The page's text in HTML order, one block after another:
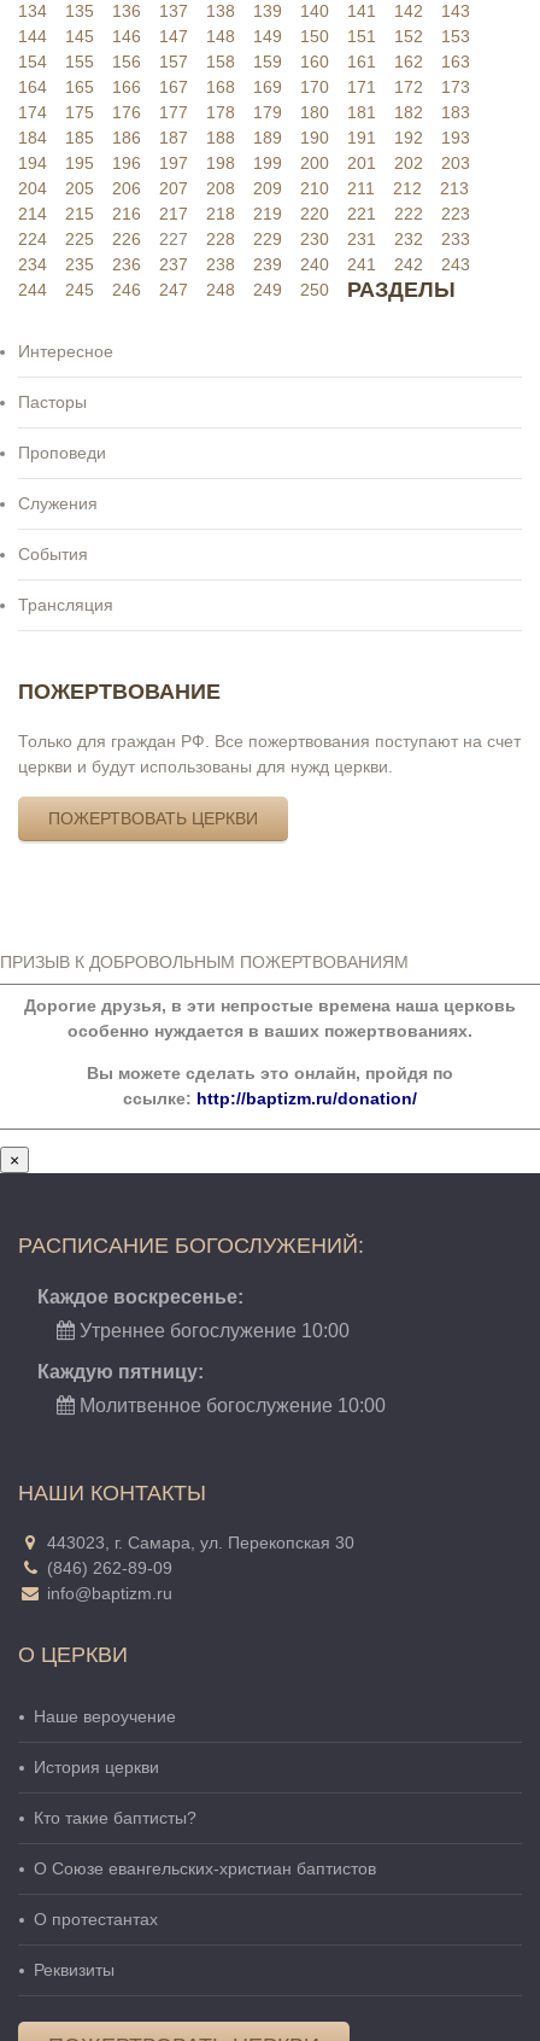
134
135 136 137 138 139 140 141 142
143
144
145 146 147 148 149 150 151 152
153
154
155 156 157 158 159 160 161 162
163
164
165 166 167 168 169 170 171 172
173
174
175 176 177 178 179 180 181 182
183
184
185 186 187 188 189 190 191 192
193
194
195 196 197 198 199 200 201 202
203
204
205 206 207 208 209 210 211 212
213
214
215 216 217 218 219 220 221 222
223
224
225 226 227 228 229 230 231 232
233
234
235 236 237 238 239 240 241 242
243
244
245 246 247 248 249 250 РАЗДЕЛЫ
Интересное
Пасторы
Проповеди
Служения
События
Трансляция
ПОЖЕРТВОВАНИЕ
Только для граждан РФ. Все пожертвования поступают на счет
церкви и будут использованы для нужд церкви.
ПОЖЕРТВОВАТЬ ЦЕРКВИ
ПРИЗЫВ К ДОБРОВОЛЬНЫМ ПОЖЕРТВОВАНИЯМ
Дорогие друзья, в эти непростые времена наша церковь
особенно нуждается в ваших пожертвованиях.
Вы можете сделать это онлайн, пройдя по
ссылке: http://baptizm.ru/donation/
×
РАСПИСАНИЕ БОГОСЛУЖЕНИЙ:
Каждое воскресенье:
Утреннее богослужение 10:00
Каждую пятницу:
Молитвенное богослужение 10:00
НАШИ КОНТАКТЫ
443023, г. Самара, ул. Перекопская 30
(846) 262-89-09
info@baptizm.ru
О ЦЕРКВИ
Наше вероучение
История церкви
Кто такие баптисты?
О Cоюзе евангельских-христиан баптистов
О протестантах
Реквизиты